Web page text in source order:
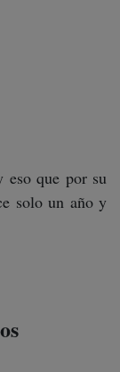
eso que por su
solo un año y